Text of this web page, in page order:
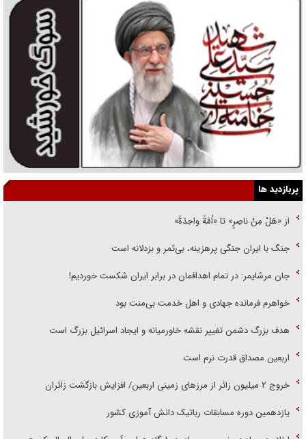
پربازدید ها
از «هَلْ مِنْ ناصِرٍ» تا «اُمَّةً واحِدَةً»
جنگ با ایران جنگی پرهزینه، بی‌ثمر و بزدلانه است
جان مرشایمر: در تمام اهدافمان در برابر ایران شکست خوردیم!
خواهرم فرمانده جهادی و اهل خدمت بی‌منت بود
هدف بزرگ دشمن تغییر نقشه خاورمیانه و ایجاد اسرائیل بزرگ است
اربعین مصداق قدرت نرم است
‌خروج ۲ میلیون زائر از مرز‌های زمینی اربعین/ افزایش بازگشت زائران
یازدهمین دوره مسابقات رباتیک دانش آموزی کشور